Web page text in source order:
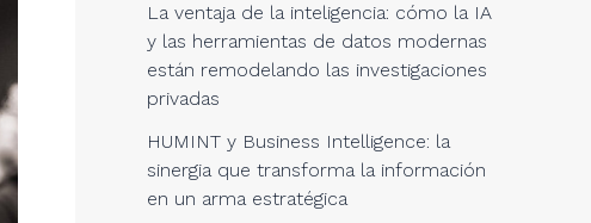
La ventaja de la inteligencia: cómo la IA
y las herramientas de datos modernas
están remodelando las investigaciones
privadas
HUMINT y Business Intelligence: la
sinergia que transforma la información
en un arma estratégica